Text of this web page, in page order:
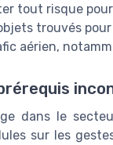
tout risque
trouvés
aérien,
dans le
sur les